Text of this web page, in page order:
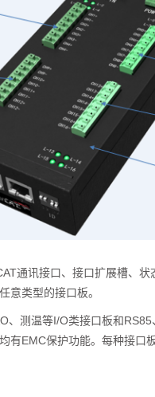
通讯接口、接口扩展槽、
意类型的接口板。
、测温等I/O类接口板和
有EMC保护功能。每种接口